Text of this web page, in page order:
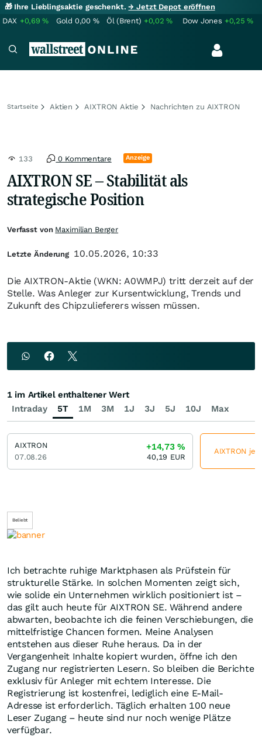
🎁 Ihre Lieblingsaktie geschenkt.→ Jetzt Depot eröffnen
DAX +0,69% Gold 0,00 % Öl (Brent) +0,02% Dow Jones +0,25%
Startseite Aktien AIXTRON Aktie Nachrichten zu AIXTRON
133 0 Kommentare Anzeige
AIXTRON SE – Stabilität als
strategische Position
Die AIXTRON-Aktie (WKN: A0WMPJ) tritt derzeit auf der
Stelle. Was Anleger zur Kursentwicklung, Trends und
Zukunft des Chipzulieferers wissen müssen.
Beliebt
Ich betrachte ruhige Marktphasen als Prüfstein für
strukturelle Stärke. In solchen Momenten zeigt sich,
wie solide ein Unternehmen wirklich positioniert ist –
das gilt auch heute für AIXTRON SE. Während andere
abwarten, beobachte ich die feinen Verschiebungen, die
mittelfristige Chancen formen. Meine Analysen
entstehen aus dieser Ruhe heraus. Da in der
Vergangenheit Inhalte kopiert wurden, öffne ich den
Zugang nur registrierten Lesern. So bleiben die Berichte
exklusiv für Anleger mit echtem Interesse. Die
Registrierung ist kostenfrei, lediglich eine E-Mail-
Adresse ist erforderlich. Täglich erhalten 100 neue
Leser Zugang – heute sind nur noch wenige Plätze
verfügbar.
Verfasst von Maximilian Berger
Letzte Änderung 10.05.2026, 10:33
Intraday 5T 1M 3M 1J 3J 5J 10J Max
1 im Artikel enthaltener Wert
AIXTRON
07.08.26
+14,73%
40,19 EUR
AIXTRON